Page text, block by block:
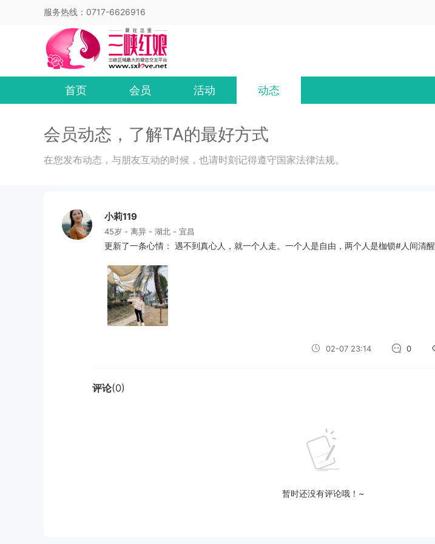
服务热线：0717-6626916
首页 会员 活动 动态
会员动态，了解TA的最好方式
在您发布动态，与朋友互动的时候，也请时刻记得遵守国家法律法规。
小莉119
45岁 - 离异 - 湖北 - 宜昌
更新了一条心情： 遇不到真心人，就一个人走。一个人是自由，两个人是枷锁#人间清醒
02-07 23:14 0
评论(0)
暂时还没有评论哦！~